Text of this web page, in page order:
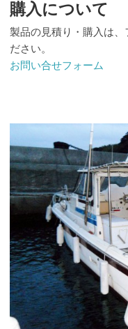
購入について
製品の見積り・購入は、
ださい。
お問い合せフォーム